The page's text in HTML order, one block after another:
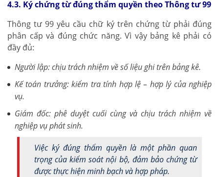
4.3. Ký chứng từ đúng thẩm quyền theo Thông tư 99
Thông tư 99 yêu cầu chữ ký trên chứng từ phải đúng
phân cấp và đúng chức năng. Vì vậy bảng kê phải có
đầy đủ:
Người lập: chịu trách nhiệm về số liệu ghi trên bảng kê.
Kế toán trưởng: kiểm tra tính hợp lệ – hợp lý của nghiệp
vụ.
Giám đốc: phê duyệt cuối cùng và chịu trách nhiệm về
nghiệp vụ phát sinh.
Việc ký đúng thẩm quyền là một phần quan
trọng của kiểm soát nội bộ, đảm bảo chứng từ
được thực hiện minh bạch và hợp pháp.